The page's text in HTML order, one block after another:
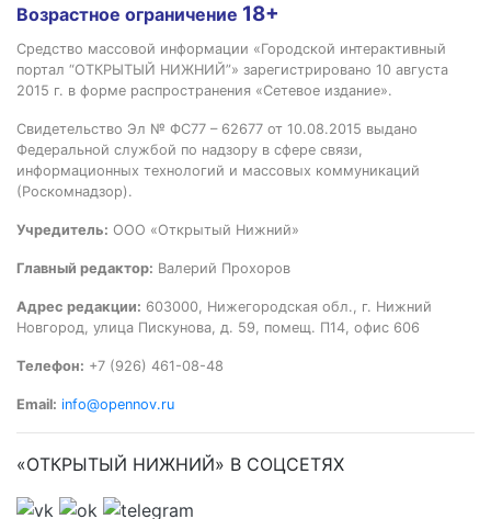
Возрастное ограничение 18+
Средство массовой информации «Городской интерактивный
портал “ОТКРЫТЫЙ НИЖНИЙ”» зарегистрировано 10 августа
2015 г. в форме распространения «Сетевое издание».
Свидетельство Эл № ФС77 – 62677 от 10.08.2015 выдано
Федеральной службой по надзору в сфере связи,
информационных технологий и массовых коммуникаций
(Роскомнадзор).
Учредитель: ООО «Открытый Нижний»
Главный редактор: Валерий Прохоров
Адрес редакции: 603000, Нижегородская обл., г. Нижний
Новгород, улица Пискунова, д. 59, помещ. П14, офис 606
Телефон: +7 (926) 461-08-48
Email: info@opennov.ru
«ОТКРЫТЫЙ НИЖНИЙ» В СОЦСЕТЯХ